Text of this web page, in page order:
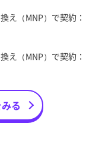
え（MNP）で契約：
え（MNP）で契約：
る